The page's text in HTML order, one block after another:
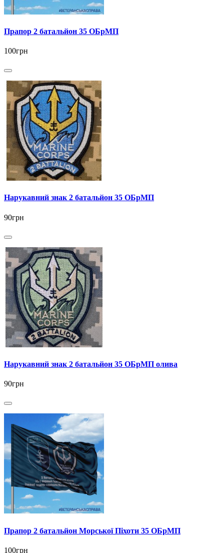
Прапор 2 батальйон 35 ОБрМП
100грн
Нарукавний знак 2 батальйон 35 ОБрМП
90грн
Нарукавний знак 2 батальйон 35 ОБрМП олива
90грн
Прапор 2 батальйон Морської Піхоти 35 ОБрМП
100грн